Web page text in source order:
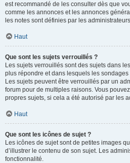
est recommandé de les consulter dès que
comme les annonces et les annonces
les notes sont définies par les
Haut
Que sont les sujets verrouillés ?
Les sujets verrouillés sont des sujets dans
plus répondre et dans lesquels les
Les sujets peuvent être verrouillés par un
forum pour de multiples raisons. Vous
propres sujets, si cela a été autorisé par les
Haut
Que sont les icônes de sujet ?
Les icônes de sujet sont de petites images
d’illustrer le contenu de son sujet. Les
fonctionnalité.